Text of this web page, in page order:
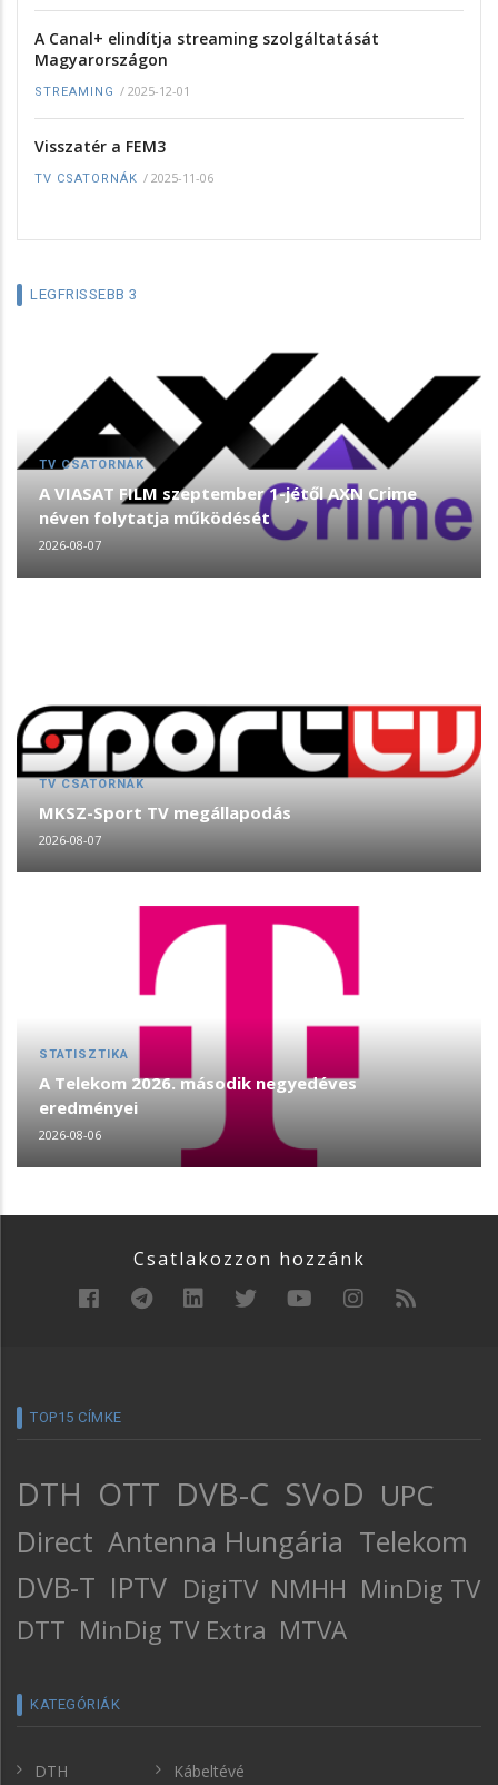
A Canal+ elindítja streaming szolgáltatását
Magyarországon
STREAMING / 2025-12-01
Visszatér a FEM3
TV CSATORNÁK / 2025-11-06
LEGFRISSEBB 3
TV CSATORNÁK
A VIASAT FILM szeptember 1-jétől AXN Crime
néven folytatja működését
2026-08-07
TV CSATORNÁK
MKSZ-Sport TV megállapodás
2026-08-07
STATISZTIKA
A Telekom 2026. második negyedéves
eredményei
2026-08-06
Csatlakozzon hozzánk
TOP15 CÍMKE
DTH OTT DVB-C SVoD UPC
Direct Antenna Hungária Telekom
DVB-T IPTV DigiTV NMHH MinDig TV
DTT MinDig TV Extra MTVA
KATEGÓRIÁK
DTH Kábeltévé